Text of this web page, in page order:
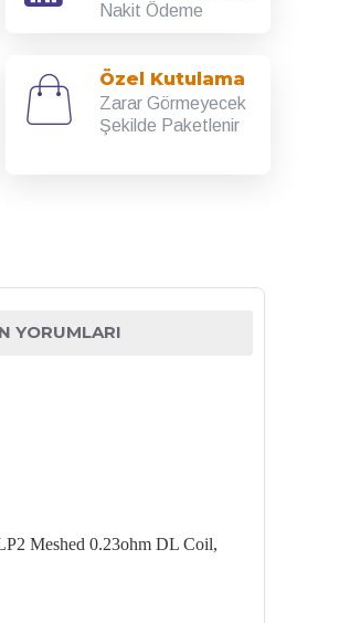
Nakit Ödeme
Özel Kutulama
Zarar Görmeyecek
Şekilde Paketlenir
YORUMLARI
Meshed 0.23ohm DL Coil,